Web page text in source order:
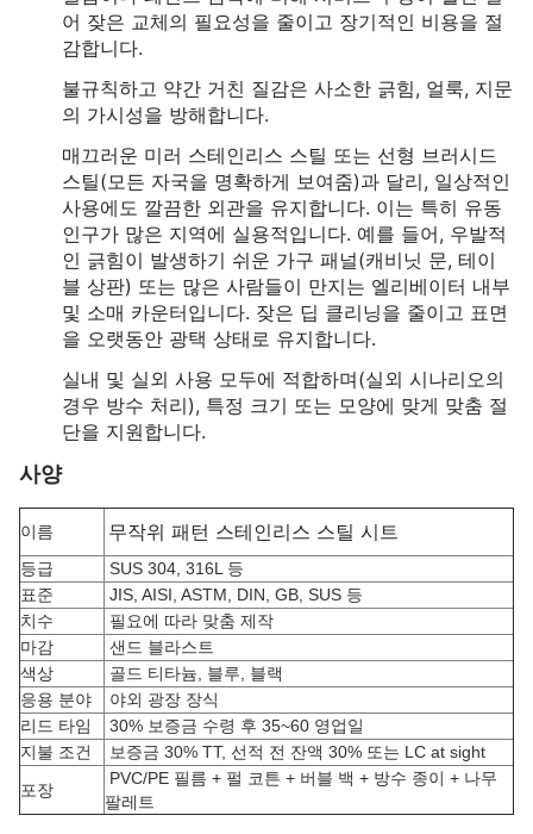
어 잦은 교체의 필요성을 줄이고 장기적인 비용을 절
감합니다.
불규칙하고 약간 거친 질감은 사소한 긁힘, 얼룩, 지문
의 가시성을 방해합니다.
매끄러운 미러 스테인리스 스틸 또는 선형 브러시드
스틸(모든 자국을 명확하게 보여줌)과 달리, 일상적인
사용에도 깔끔한 외관을 유지합니다. 이는 특히 유동
인구가 많은 지역에 실용적입니다. 예를 들어, 우발적
인 긁힘이 발생하기 쉬운 가구 패널(캐비닛 문, 테이
블 상판) 또는 많은 사람들이 만지는 엘리베이터 내부
및 소매 카운터입니다. 잦은 딥 클리닝을 줄이고 표면
을 오랫동안 광택 상태로 유지합니다.
실내 및 실외 사용 모두에 적합하며(실외 시나리오의
경우 방수 처리), 특정 크기 또는 모양에 맞게 맞춤 절
단을 지원합니다.
사양
이름 무작위 패턴 스테인리스 스틸 시트
등급
SUS 304, 316L 등
표준
JIS, AISI, ASTM, DIN, GB, SUS 등
치수
필요에 따라 맞춤 제작
마감
샌드 블라스트
색상
골드 티타늄, 블루, 블랙
응용 분야
야외 광장 장식
리드 타임
30% 보증금 수령 후 35~60 영업일
지불 조건
보증금 30% TT, 선적 전 잔액 30% 또는 LC at sight
포장
PVC/PE 필름 + 펄 코튼 + 버블 백 + 방수 종이 + 나무
팔레트